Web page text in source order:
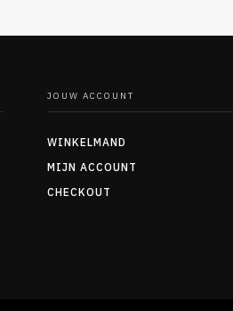
JOUW ACCOUNT
WINKELMAND
MIJN ACCOUNT
CHECKOUT